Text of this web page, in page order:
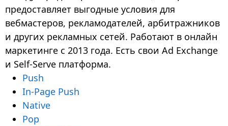
предоставляет выгодные условия для
вебмастеров, рекламодателей, арбитражников
и других рекламных сетей. Работают в онлайн
маркетинге с 2013 года. Есть свои Ad Exchange
и Self-Serve платформа.
Push
In-Page Push
Native
Pop